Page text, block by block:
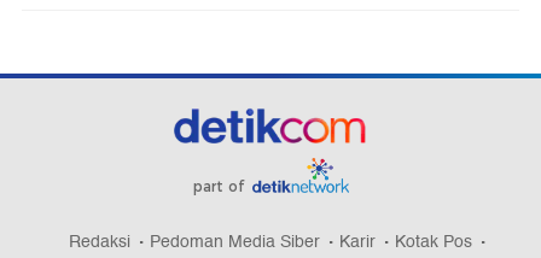
part of
Redaksi Pedoman Media Siber Karir
Kotak Pos